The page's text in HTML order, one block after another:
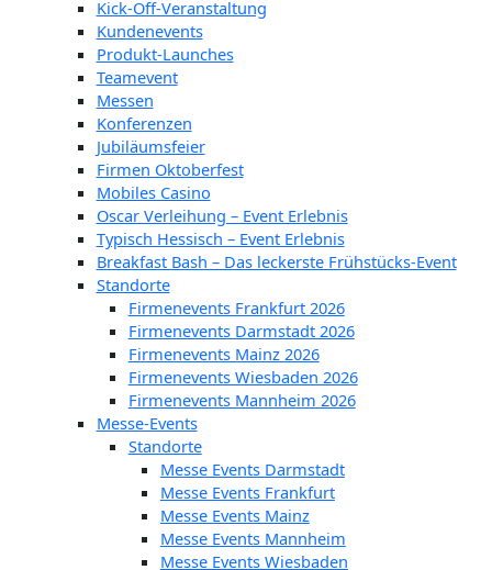
Kick-Off-Veranstaltung
Kundenevents
Produkt-Launches
Teamevent
Messen
Konferenzen
Jubiläumsfeier
Firmen Oktoberfest
Mobiles Casino
Oscar Verleihung – Event Erlebnis
Typisch Hessisch – Event Erlebnis
Breakfast Bash – Das leckerste Frühstücks-Event
Standorte
Firmenevents Frankfurt 2026
Firmenevents Darmstadt 2026
Firmenevents Mainz 2026
Firmenevents Wiesbaden 2026
Firmenevents Mannheim 2026
Messe-Events
Standorte
Messe Events Darmstadt
Messe Events Frankfurt
Messe Events Mainz
Messe Events Mannheim
Messe Events Wiesbaden